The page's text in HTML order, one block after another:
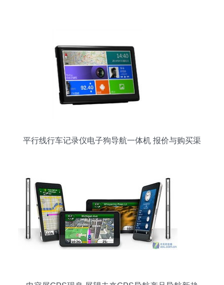
平行线行车记录仪电子狗导航一体机 报价与购买渠